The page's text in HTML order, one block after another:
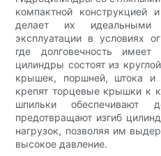
компактной конструкцией
делает их
эксплуатации в условиях
где долговечность
цилиндры состоят из
крышек, поршней, штока и
крепят торцевые крышки к
шпильки обеспечивают
предотвращают изгиб
нагрузок, позволяя им
высокое давление.